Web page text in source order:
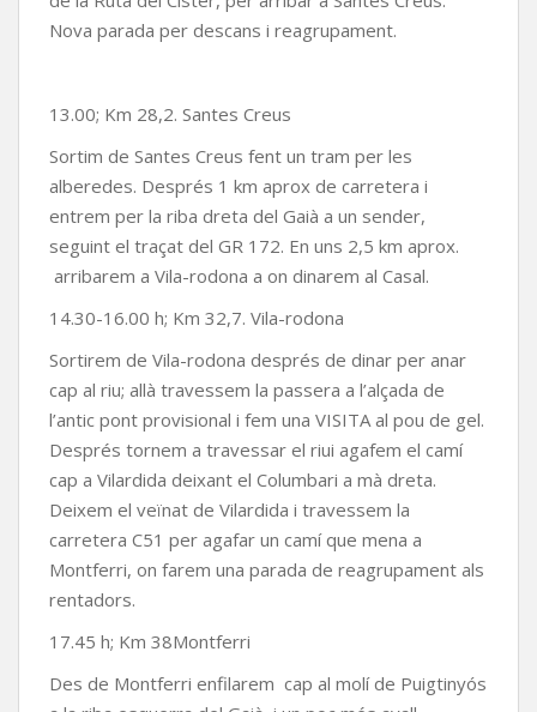
Nova parada per descans i reagrupament.
13.00; Km 28,2. Santes Creus
Sortim de Santes Creus fent un tram per les
alberedes. Després 1 km aprox de carretera i
entrem per la riba dreta del Gaià a un sender,
seguint el traçat del GR 172. En uns 2,5 km aprox.
arribarem a Vila-rodona a on dinarem al Casal.
14.30-16.00 h; Km 32,7. Vila-rodona
Sortirem de Vila-rodona després de dinar per anar
cap al riu; allà travessem la passera a l’alçada de
l’antic pont provisional i fem una VISITA al pou de gel.
Després tornem a travessar el riui agafem el camí
cap a Vilardida deixant el Columbari a mà dreta.
Deixem el veïnat de Vilardida i travessem la
carretera C51 per agafar un camí que mena a
Montferri, on farem una parada de reagrupament als
rentadors.
17.45 h; Km 38Montferri
Des de Montferri enfilarem cap al molí de Puigtinyós